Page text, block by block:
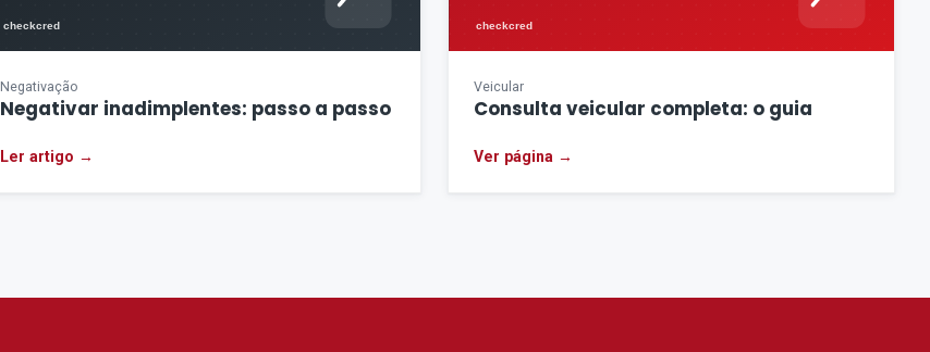
Negativação
Negativar inadimplentes: passo a passo
Ler artigo →
Veicular
Consulta veicular completa: o guia
Ver página →